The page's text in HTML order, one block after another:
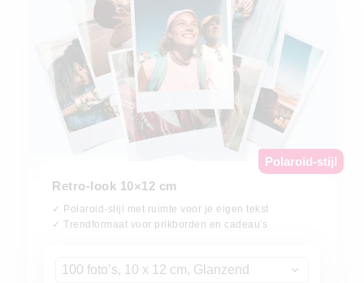
Polaroid-stijl
Retro-look 10×12 cm
✓ Polaroid-stijl met ruimte voor je eigen tekst
✓ Trendformaat voor prikborden en cadeau's
100 foto’s, 10 x 12 cm, Glanzend